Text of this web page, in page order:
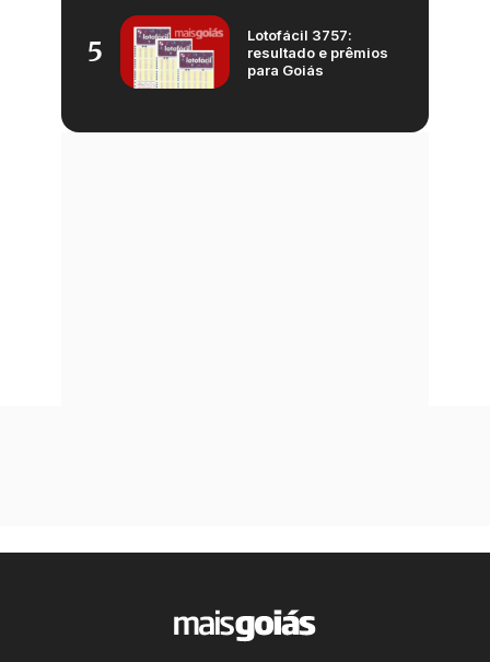
5
Lotofácil 3757:
resultado e prêmios
para Goiás